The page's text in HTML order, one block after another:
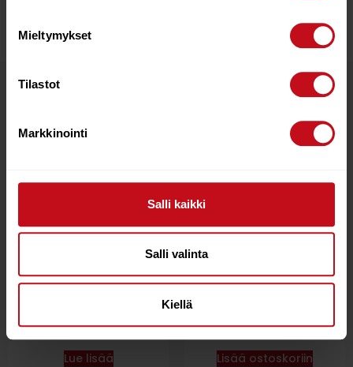
Mieltymykset
Tilastot
Markkinointi
Salli kaikki
Salli valinta
Kiellä
Lue lisää
12%
€6.70€5.90
Lisää ostoskoriin